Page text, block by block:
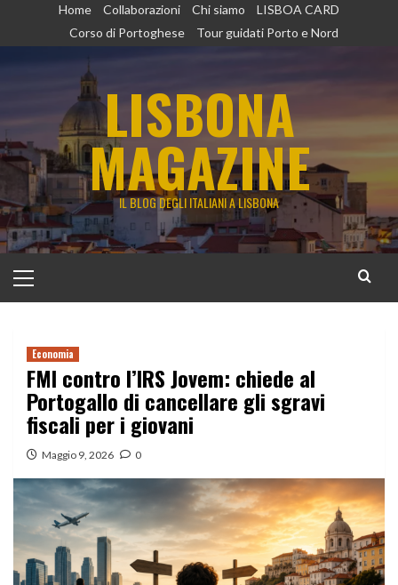
Home Collaborazioni Chi siamo
LISBOA CARD
Corso di Portoghese
Tour guidati Porto e Nord
LISBONA
MAGAZINE
IL BLOG DEGLI ITALIANI A LISBONA
principale
Economia
FMI contro l’IRS Jovem: chiede al
Portogallo di cancellare gli sgravi
fiscali per i giovani
Maggio 9, 2026 0